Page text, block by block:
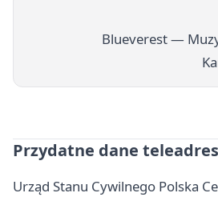
Blueverest —
Przydatne dane
Urząd Stanu Cywilnego Polska